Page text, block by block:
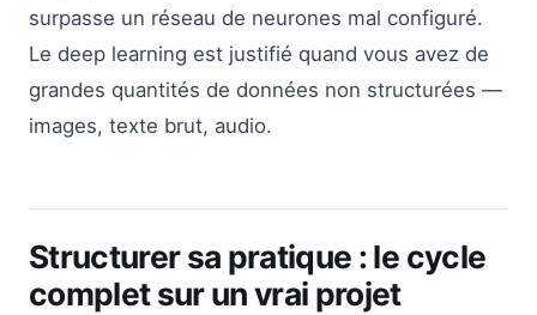
surpasse un réseau de neurones mal configuré.
Le deep learning est justifié quand vous avez de
grandes quantités de données non structurées —
images, texte brut, audio.
Structurer sa pratique : le cycle
complet sur un vrai projet